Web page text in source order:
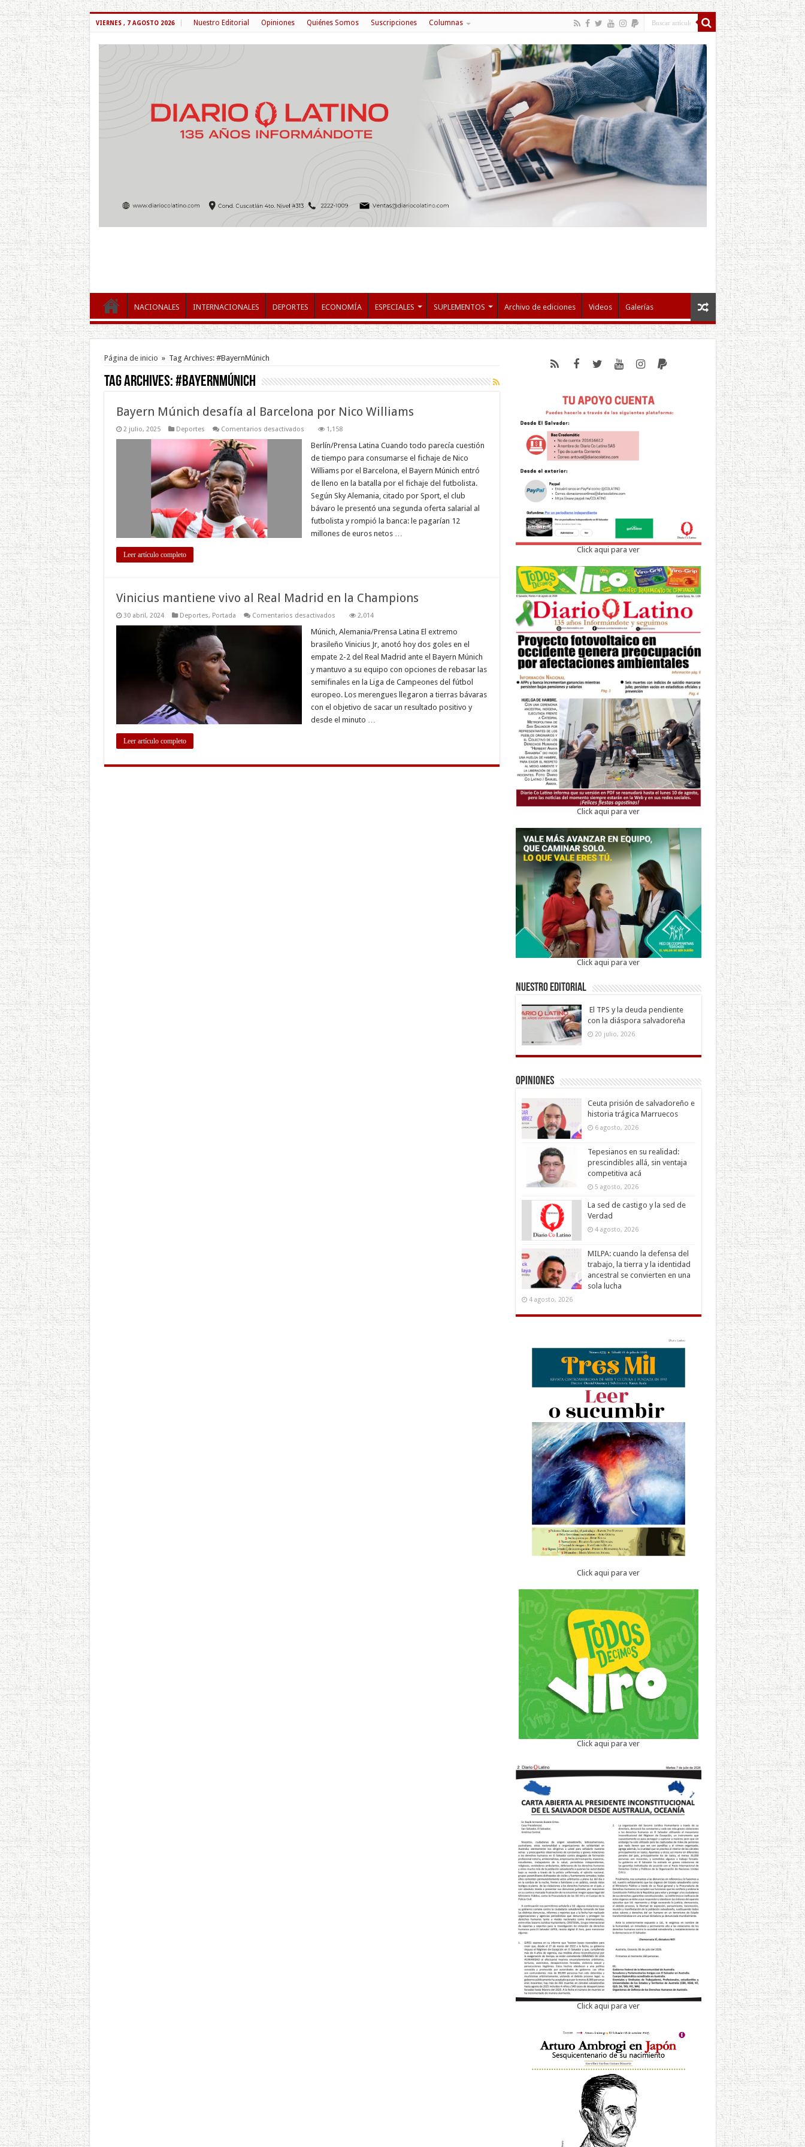
VIERNES , 7 AGOSTO 2026 Nuestro Editorial Opiniones Quiénes Somos Suscripciones Columnas
NACIONALES INTERNACIONALES DEPORTES ECONOMÍA ESPECIALES SUPLEMENTOS Archivo de ediciones Videos Galerías
Página de inicio » Tag Archives: #BayernMúnich
Tag Archives:#BayernMúnich
Bayern Múnich desafía al Barcelona por Nico Williams
2 julio, 2025 Deportes Comentarios desactivadosen
Múnich
Barcelona
por
Nico
1,158
Berlín/Prensa Latina Cuando todo parecía cuestión
de tiempo para consumarse el fichaje de Nico
Williams por el Barcelona, el Bayern Múnich entró
de lleno en la batalla por el fichaje del futbolista.
Según Sky Alemania, citado por Sport, el club
bávaro le presentó una segunda oferta salarial al
futbolista y rompió la banca: le pagarían 12
millones de euros netos …
Leer artículo completo
Vinicius mantiene vivo al Real Madrid en la Champions
30 abril, 2024 Deportes, Portada Comentarios desactivadosen
mantiene
vivo
al
Real
Madrid
en
Champions
2,014
Múnich, Alemania/Prensa Latina El extremo
brasileño Vinicius Jr, anotó hoy dos goles en el
empate 2-2 del Real Madrid ante el Bayern Múnich
y mantuvo a su equipo con opciones de rebasar las
semifinales en la Liga de Campeones del fútbol
europeo. Los merengues llegaron a tierras bávaras
con el objetivo de sacar un resultado positivo y
desde el minuto …
Leer artículo completo
Click aqui para ver
Click aqui para ver
Click aqui para ver
Nuestro Editorial
El TPS y la deuda pendiente
con la diáspora salvadoreña
20 julio, 2026
Opiniones
Ceuta prisión de salvadoreño e
historia trágica Marruecos
6 agosto, 2026
Tepesianos en su realidad:
prescindibles allá, sin ventaja
competitiva acá
5 agosto, 2026
La sed de castigo y la sed de
Verdad
4 agosto, 2026
MILPA: cuando la defensa del
trabajo, la tierra y la identidad
ancestral se convierten en una
sola lucha
4 agosto, 2026
Click aqui para ver
Click aqui para ver
Click aqui para ver